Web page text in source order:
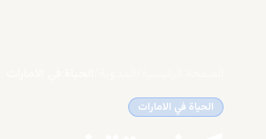
الحياة في الامارات